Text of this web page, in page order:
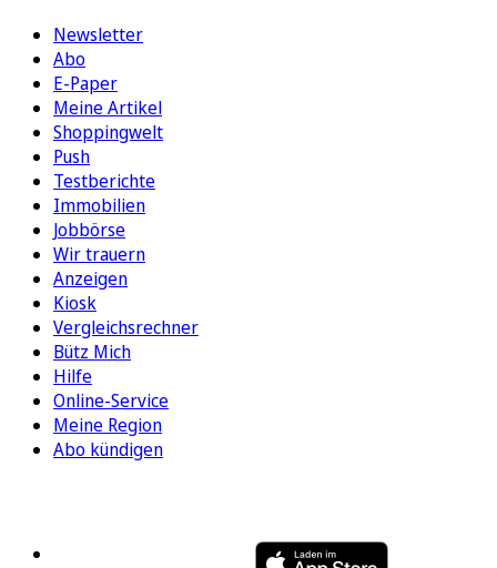
Newsletter
Abo
E-Paper
Meine Artikel
Shoppingwelt
Push
Testberichte
Immobilien
Jobbörse
Wir trauern
Anzeigen
Kiosk
Vergleichsrechner
Bütz Mich
Hilfe
Online-Service
Meine Region
Abo kündigen